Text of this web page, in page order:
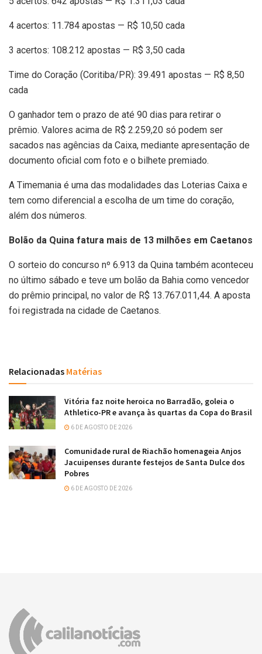
4 acertos: 11.784 apostas — R$ 10,50 cada
3 acertos: 108.212 apostas — R$ 3,50 cada
Time do Coração (Coritiba/PR): 39.491 apostas — R$ 8,50
cada
O ganhador tem o prazo de até 90 dias para retirar o
prêmio. Valores acima de R$ 2.259,20 só podem ser
sacados nas agências da Caixa, mediante apresentação de
documento oficial com foto e o bilhete premiado.
A Timemania é uma das modalidades das Loterias Caixa e
tem como diferencial a escolha de um time do coração,
além dos números.
Bolão da Quina fatura mais de 13 milhões em Caetanos
O sorteio do concurso nº 6.913 da Quina também aconteceu
no último sábado e teve um bolão da Bahia como vencedor
do prêmio principal, no valor de R$ 13.767.011,44. A aposta
foi registrada na cidade de Caetanos.
Relacionadas Matérias
Vitória faz noite heroica no Barradão, goleia o
Athletico-PR e avança às quartas da Copa do Brasil
6 DE AGOSTO DE 2026
Comunidade rural de Riachão homenageia Anjos
Jacuipenses durante festejos de Santa Dulce dos
Pobres
6 DE AGOSTO DE 2026